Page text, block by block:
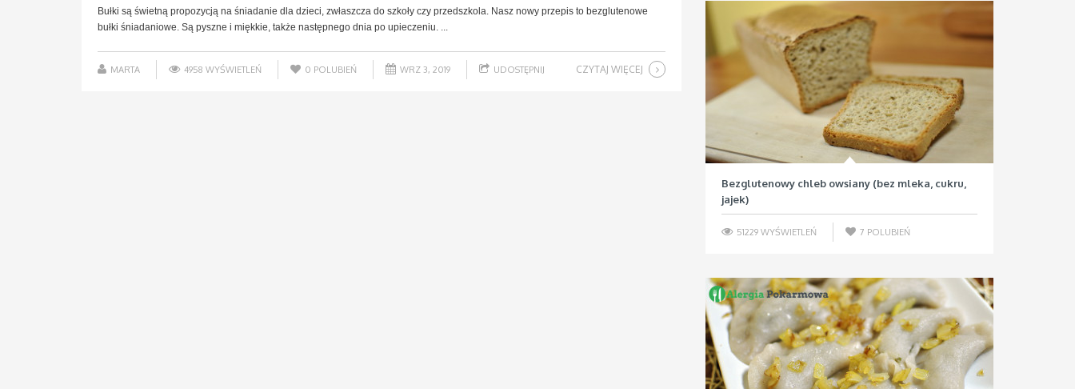
Bułki są świetną propozycją na śniadanie dla dzieci, zwłaszcza do szkoły czy przedszkola. Nasz nowy przepis to bezglutenowe
bułki śniadaniowe. Są pyszne i miękkie, także następnego dnia po upieczeniu. ...
MARTA 4958 WYŚWIETLEŃ 0 POLUBIEŃ WRZ 3, 2019 UDOSTĘPNIJ CZYTAJ WIĘCEJ
Bezglutenowy chleb owsiany (bez mleka, cukru,
jajek)
51229 WYŚWIETLEŃ 7 POLUBIEŃ